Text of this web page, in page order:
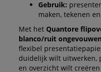
Gebruik:
maken, tekenen
Met het Quantore
blanco/ruit ongevouwen
flexibel
duidelijk wilt uitwerken,
en overzicht wilt